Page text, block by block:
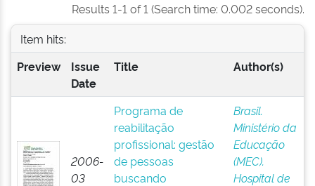
Results 1-1 of 1 (Search time: 0.002 seconds).
Item hits:
Preview
Issue
Date
Title Author(s)
2006-
03
Programa de
reabilitação
profissional: gestão
de pessoas
buscando
Brasil.
Ministério da
Educação
(MEC).
Hospital de